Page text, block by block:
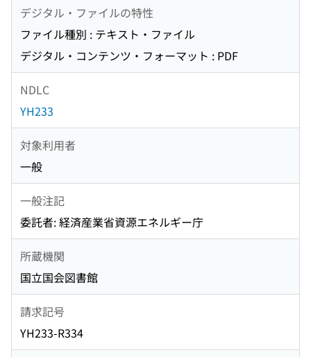
デジタル・ファイルの特性
ファイル種別 : テキスト・ファイル
デジタル・コンテンツ・フォーマット : PDF
NDLC
YH233
対象利用者
一般
一般注記
委託者: 経済産業省資源エネルギー庁
所蔵機関
国立国会図書館
請求記号
YH233-R334